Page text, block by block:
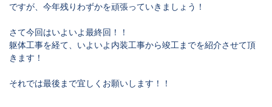
ですが、今年残りわずかを頑張っていきましょう！
さて今回はいよいよ最終回！！
躯体工事を経て、いよいよ内装工事から竣工までを紹介させて頂
きます！
それでは最後まで宜しくお願いします！！